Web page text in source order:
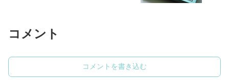
コメント
コメントを書き込む